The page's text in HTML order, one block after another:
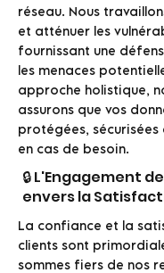
réseau. Nous
et atténuer les
fournissant une
les menaces
approche holistique,
assurons que vos
protégées,
en cas de besoin.
🔒 L'Engagement
envers la
La confiance et la
clients sont
sommes fiers de nos